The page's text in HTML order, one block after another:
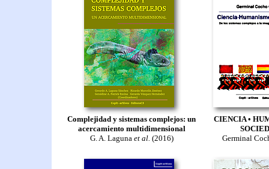
Complejidad y sistemas complejos: un
acercamiento multidimensional
G. A. Laguna et al. (2016)
CIENCIA •
Germinal